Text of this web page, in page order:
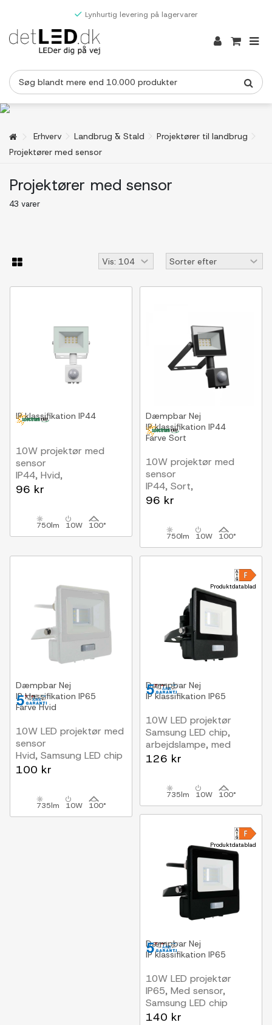
Lynhurtig levering på lagervarer
Erhverv Landbrug & Stald
Projektører til landbrug
Projektører med sensor
Projektører med sensor
43 varer
IP klassifikation IP44
10W projektør med
sensor
IP44, Hvid,
arbejdslampe, PIR
96 kr
750lm 10W 100°
Dæmpbar Nej
IP klassifikation IP44
Farve Sort
10W projektør med
sensor
IP44, Sort,
arbejdslampe, PIR
96 kr
750lm 10W 100°
Dæmpbar Nej
IP klassifikation IP65
FarveHvid
10W LED projektør med
sensor
Hvid, Samsung LED chip
100 kr
735lm 10W 100°
Produktdatablad
Dæmpbar Nej
IP klassifikation IP65
10W LED projektør
Samsung LED chip,
arbejdslampe, med
sensor
126 kr
735lm 10W 100°
Produktdatablad
Dæmpbar Nej
IP klassifikation IP65
10W LED projektør
IP65, Med sensor,
Samsung LED chip
140 kr